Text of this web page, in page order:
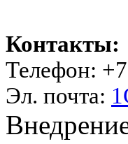
Контакты:
Телефон:
Эл. почта: